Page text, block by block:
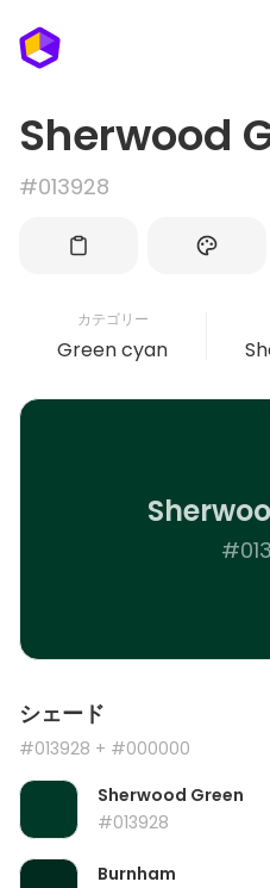
Sherwood
#013928
カテゴリー
Green cyan
シェード
#013928 + #000000
Sherwood Green
#013928
Burnham